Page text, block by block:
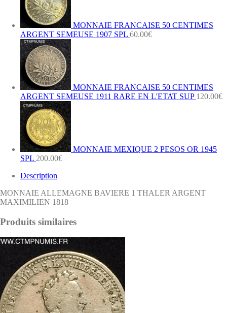
MONNAIE FRANCAISE 50 CENTIMES
ARGENT SEMEUSE 1907 SPL 60.00€
MONNAIE FRANCAISE 50 CENTIMES
ARGENT SEMEUSE 1911 RARE EN L'ETAT SUP 120.00€
MONNAIE MEXIQUE 2 PESOS OR 1945
SPL 200.00€
Description
MONNAIE ALLEMAGNE BAVIERE 1 THALER ARGENT
MAXIMILIEN 1818
Produits similaires